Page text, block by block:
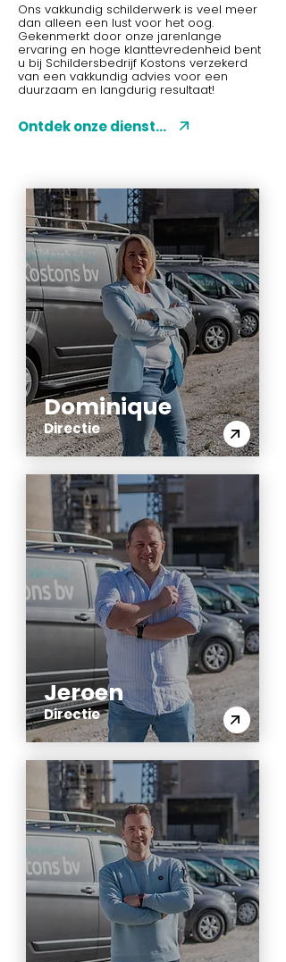
Ons vakkundig schilderwerk is veel meer
dan alleen een lust voor het oog.
Gekenmerkt door onze jarenlange
ervaring en hoge klanttevredenheid bent
u bij Schildersbedrijf Kostons verzekerd
van een vakkundig advies voor een
duurzaam en langdurig resultaat!
Ontdek onze diensten
Dominique
Directie
Jeroen
Directie